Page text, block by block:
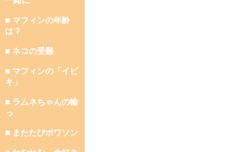
■ マフィンの年齢
は？
■ ネコの受難
■ マフィンの「イビ
キ」
■ ラムネちゃんの輪
っ
■ またたびポワソン